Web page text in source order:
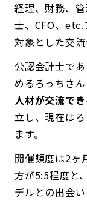
経理、財務、
士、CFO、etc.
対象とした交流
公認会計士で
めるろっちさん
人材が交流でき
立し、現在は
ます。
開催頻度は2ヶ
方が5:5程度と
デルとの出会